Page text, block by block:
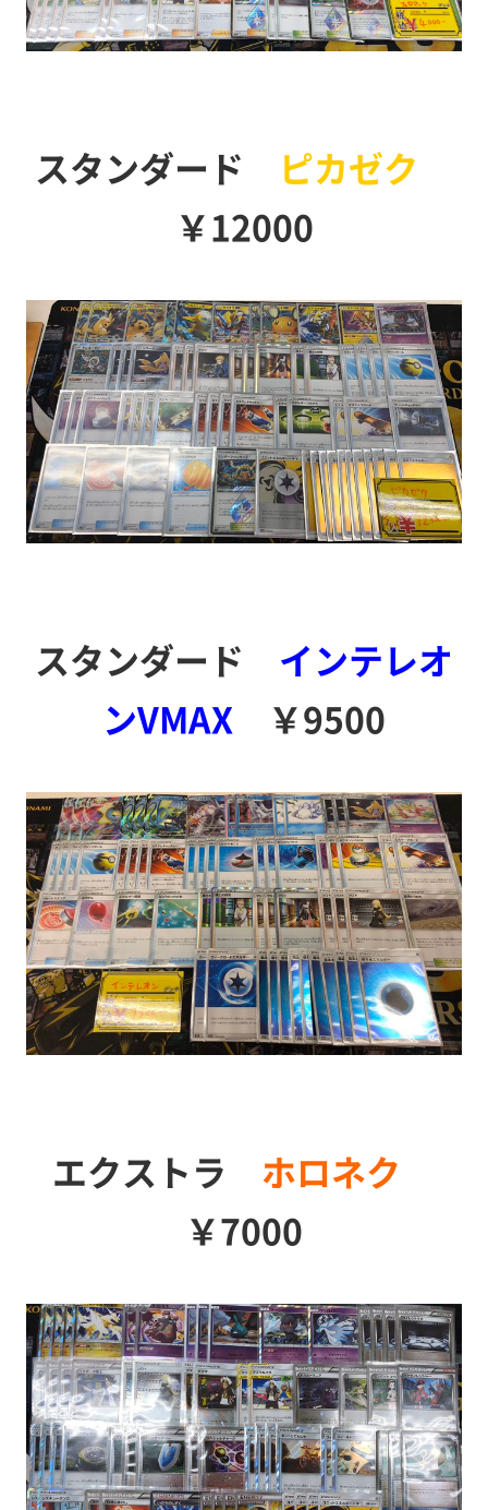
スタンダード
ピカゼク
￥12000
スタンダード インテレオ
ンVMAX ￥9500
エクストラ ホロネク
￥7000